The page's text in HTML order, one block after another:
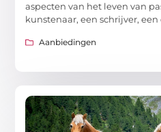
aspecten van het leven van
kunstenaar, een schrijver,
Aanbiedingen